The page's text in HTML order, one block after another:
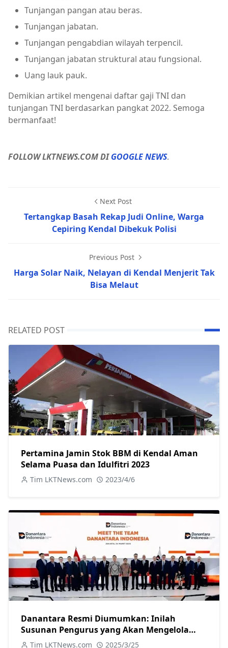
Tunjangan pangan atau beras.
Tunjangan jabatan.
Tunjangan pengabdian wilayah terpencil.
Tunjangan jabatan struktural atau fungsional.
Uang lauk pauk.
Demikian artikel mengenai daftar gaji TNI dan
tunjangan TNI berdasarkan pangkat 2022. Semoga
bermanfaat!
FOLLOW LKTNEWS.COM DIGOOGLE NEWS.
Next Post
Tertangkap Basah Rekap Judi Online, Warga
Cepiring Kendal Dibekuk Polisi
Previous Post
Harga Solar Naik, Nelayan di Kendal Menjerit Tak
Bisa Melaut
RELATED POST
Pertamina Jamin Stok BBM di Kendal Aman
Selama Puasa dan Idulfitri 2023
Tim LKTNews.com 2023/4/6
Danantara Resmi Diumumkan: Inilah
Susunan Pengurus yang Akan Mengelola
Investasi Negara
Tim LKTNews.com 2025/3/25